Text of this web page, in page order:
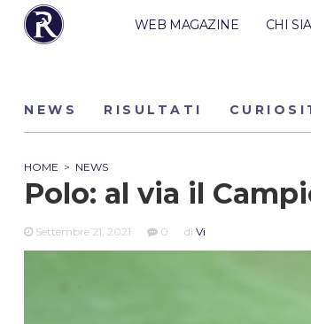
WEB MAGAZINE CHI
NEWS RISULTATI
HOME > NEWS
Polo: al via il
Settembre 21, 2021 0 di Vi